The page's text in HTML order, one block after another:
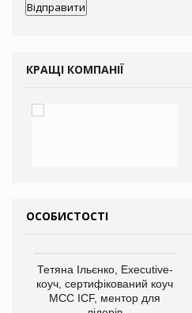
КРАЩІ КОМПАНІЇ
ОСОБИСТОСТІ
Тетяна Ільєнко, Executive-
коуч, сертифікований коуч
МСС ICF, ментор для